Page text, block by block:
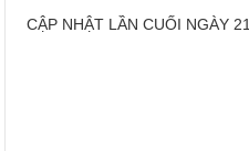
CẬP NHẬT LẦN CUỐI NGÀY